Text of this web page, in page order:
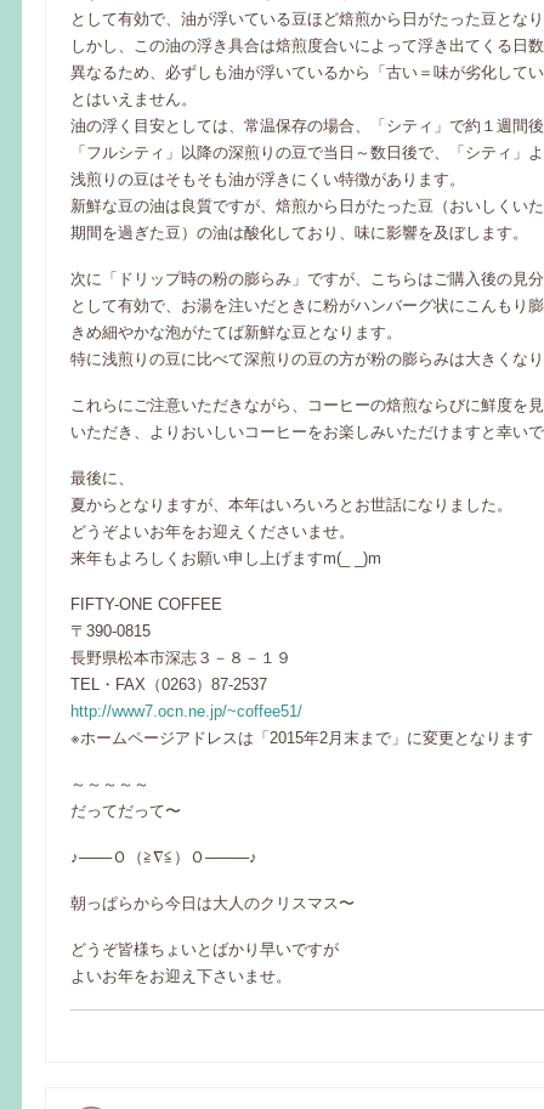
として有効で、油が浮いている豆ほど焙煎から日がたった豆とな
しかし、この油の浮き具合は焙煎度合いによって浮き出てくる日
異なるため、必ずしも油が浮いているから「古い＝味が劣化して
とはいえません。
油の浮く目安としては、常温保存の場合、「シティ」で約１週間
「フルシティ」以降の深煎りの豆で当日～数日後で、「シティ」
浅煎りの豆はそもそも油が浮きにくい特徴があります。
新鮮な豆の油は良質ですが、焙煎から日がたった豆（おいしくい
期間を過ぎた豆）の油は酸化しており、味に影響を及ぼします。
次に「ドリップ時の粉の膨らみ」ですが、こちらはご購入後の見
として有効で、お湯を注いだときに粉がハンバーグ状にこんもり
きめ細やかな泡がたてば新鮮な豆となります。
特に浅煎りの豆に比べて深煎りの豆の方が粉の膨らみは大きくな
これらにご注意いただきながら、コーヒーの焙煎ならびに鮮度を
いただき、よりおいしいコーヒーをお楽しみいただけますと幸い
最後に、
夏からとなりますが、本年はいろいろとお世話になりました。
どうぞよいお年をお迎えくださいませ。
来年もよろしくお願い申し上げますm(_ _)m
FIFTY-ONE COFFEE
〒390-0815
長野県松本市深志３－８－１９
TEL・FAX（0263）87-2537
http://www7.ocn.ne.jp/~coffee51/
※ホームページアドレスは「2015年2月末まで」に変更となります
～～～～～
だってだって〜
♪───Ｏ（≧∇≦）Ｏ────♪
朝っぱらから今日は大人のクリスマス〜
どうぞ皆様ちょいとばかり早いですが
よいお年をお迎え下さいませ。